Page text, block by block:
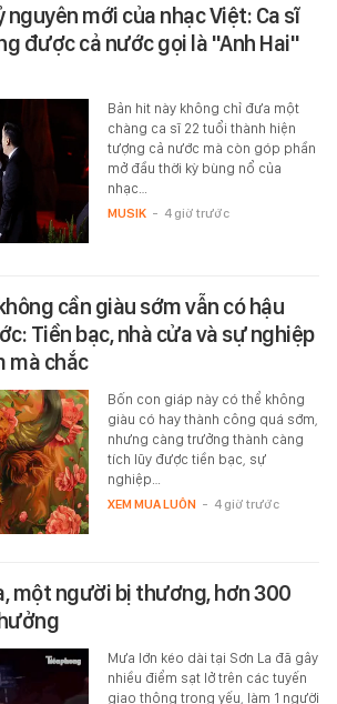
nguyên mới của nhạc Việt: Ca sĩ
được cả nước gọi là "Anh Hai"
Bản hit này không chỉ đưa một
chàng ca sĩ 22 tuổi thành hiện
tượng cả nước mà còn góp phần
mở đầu thời kỳ bùng nổ của
nhạc…
MUSIK - 4 giờ trước
cần giàu sớm vẫn có hậu
Tiền bạc, nhà cửa và sự nghiệp
mà chắc
Bốn con giáp này có thể không
giàu có hay thành công quá sớm,
nhưng càng trưởng thành càng
tích lũy được tiền bạc, sự
nghiệp…
XEM MUA LUÔN - 4 giờ trước
một người bị thương, hơn 300
Mưa lớn kéo dài tại Sơn La đã gây
nhiều điểm sạt lở trên các tuyến
giao thông trọng yếu, làm 1 người